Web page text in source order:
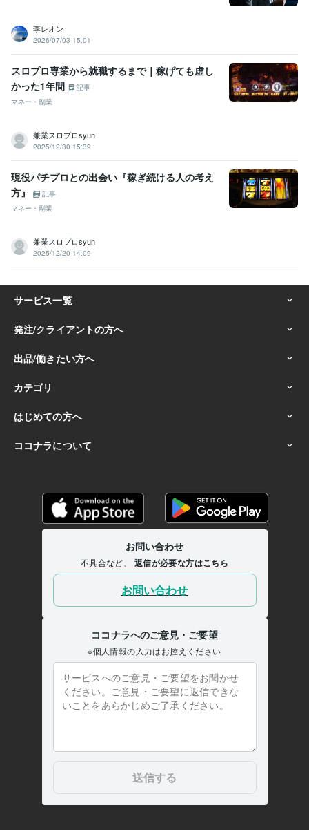
李レオン
2026/07/03 15:01
スロプロ専業から就職するまで｜稼げても虚し
かった1年間
記事
マネー・副業
兼業スロプロsyun
2025/12/30 15:39
現役パチプロとの出会い『稼ぎ続ける人の考え
方』
記事
マネー・副業
兼業スロプロsyun
2025/12/20 14:09